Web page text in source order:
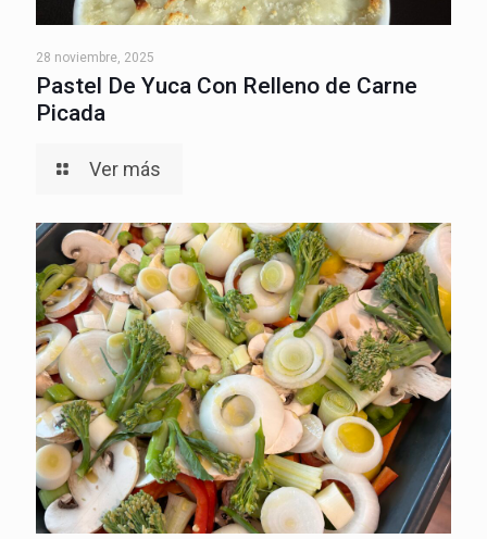
28 noviembre, 2025
Pastel De Yuca Con Relleno de Carne
Picada
Ver más